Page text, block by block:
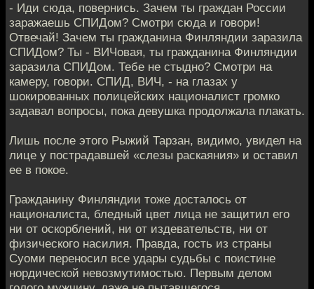
- Иди сюда, повернись. Зачем ты граждан России
заражаешь СПИДом? Смотри сюда и говори!
Отвечай! Зачем ты гражданина Финляндии заразила
СПИДом? Ты - ВИЧовая, ты гражданина Финляндии
заразила СПИДом. Тебе не стыдно? Смотри на
камеру, говори. СПИД, ВИЧ, - на глазах у
шокированных полицейских националист громко
задавал вопросы, пока девушка продолжала плакать.
Лишь после этого Рыжий Тарзан, видимо, увидел на
лице у пострадавшей «слезы раскаяния» и оставил
ее в покое.
Гражданину Финляндии тоже досталось от
националиста, бледный цвет лица не защитил его
ни от оскорблений, ни от издевательств, ни от
физического насилия. Правда, гость из страны
Суоми переносил все удары судьбы с поистине
нордической невозмутимостью. Первым делом